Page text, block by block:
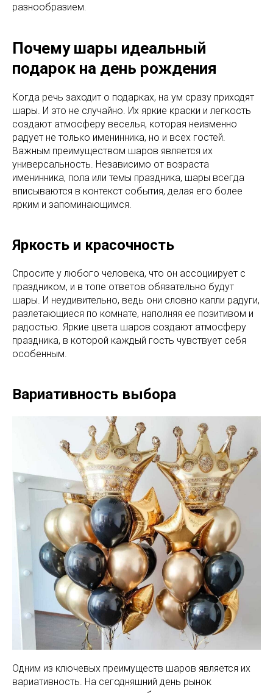
разнообразием.
Почему шары идеальный
подарок на день рождения
Когда речь заходит о подарках, на ум сразу приходят
шары. И это не случайно. Их яркие краски и легкость
создают атмосферу веселья, которая неизменно
радует не только именинника, но и всех гостей.
Важным преимуществом шаров является их
универсальность. Независимо от возраста
именинника, пола или темы праздника, шары всегда
вписываются в контекст события, делая его более
ярким и запоминающимся.
Яркость и красочность
Спросите у любого человека, что он ассоциирует с
праздником, и в топе ответов обязательно будут
шары. И неудивительно, ведь они словно капли радуги,
разлетающиеся по комнате, наполняя ее позитивом и
радостью. Яркие цвета шаров создают атмосферу
праздника, в которой каждый гость чувствует себя
особенным.
Вариативность выбора
Одним из ключевых преимуществ шаров является их
вариативность. На сегодняшний день рынок